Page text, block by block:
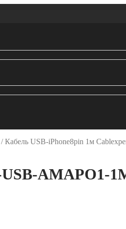
/Кабель USB-iPhone8pin 1м
AMAPO1-